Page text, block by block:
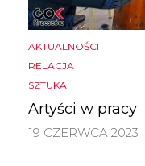
AKTUALNOŚCI
RELACJA
SZTUKA
Artyści w pracy
19 CZERWCA 2023